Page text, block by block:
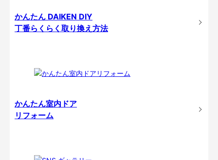
かんたん DAIKEN DIY
丁番らくらく取り換え方法
かんたん室内ドア
リフォーム